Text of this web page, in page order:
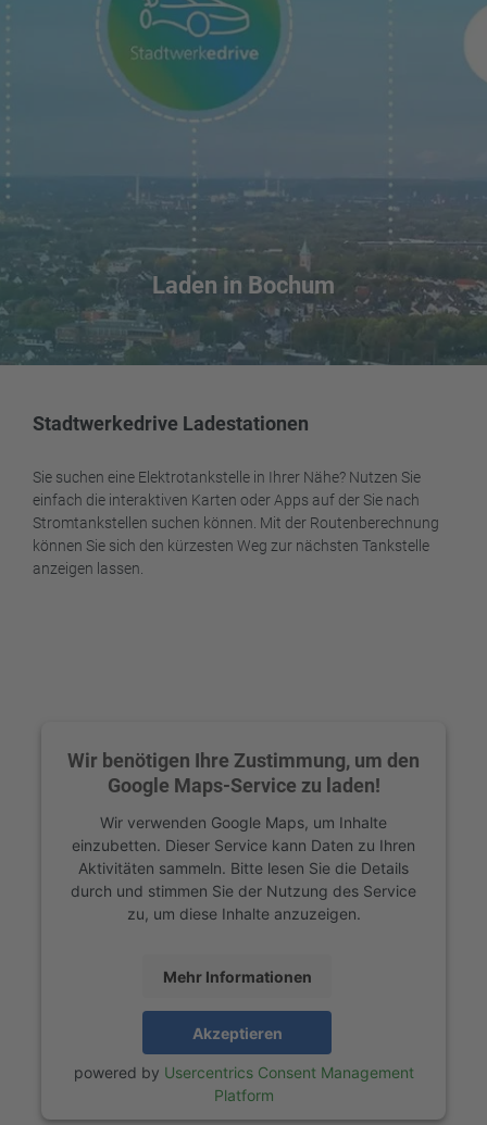
Laden in Bochum
Stadtwerkedrive Ladestationen
Sie suchen eine Elektrotankstelle in Ihrer Nähe? Nutzen Sie
einfach die interaktiven Karten oder Apps auf der Sie nach
Stromtankstellen suchen können. Mit der Routenberechnung
können Sie sich den kürzesten Weg zur nächsten Tankstelle
anzeigen lassen.
Wir benötigen Ihre Zustimmung, um den
Google Maps-Service zu laden!
Wir verwenden Google Maps, um Inhalte
einzubetten. Dieser Service kann Daten zu Ihren
Aktivitäten sammeln. Bitte lesen Sie die Details
durch und stimmen Sie der Nutzung des Service
zu, um diese Inhalte anzuzeigen.
Mehr Informationen
Akzeptieren
powered by Usercentrics Consent Management
Platform